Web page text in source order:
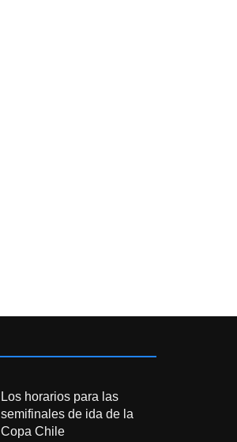
Los horarios para las
semifinales de ida de la
Copa Chile